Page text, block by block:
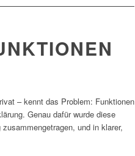
– kennt das Problem: Funktionen
Genau dafür wurde diese
und in klarer,